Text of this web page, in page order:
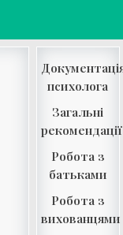
психолога
Загальні
рекомендації
Робота з
батьками
Робота з
вихованцями